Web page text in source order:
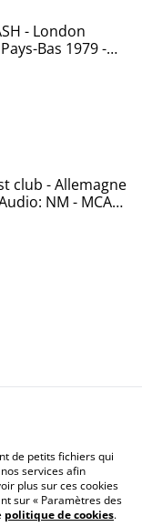
- London
Bas 1979 -
club - Allemagne
NM - MCA
de cookies
de petits fichiers qui
services afin
plus sur ces cookies
sur « Paramètres des
politique de cookies.